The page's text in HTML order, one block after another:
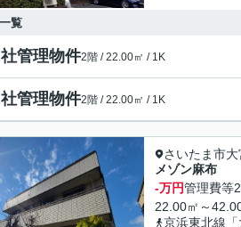
覧
管理物件2階 / 22.00㎡ / 1K
管理物件2階 / 22.00㎡ / 1K
さいたま市
メゾン麻布
-万円管理費等
22.00㎡～
京浜東北線